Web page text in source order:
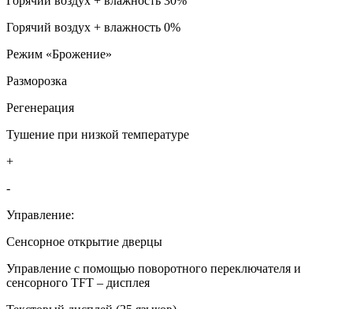
Горячий воздух + влажность 0%
Режим «Брожение»
Разморозка
Регенерация
Тушение при низкой температуре
+
-
Управление:
Сенсорное открытие дверцы
Управление с помощью поворотного переключателя и
сенсорного TFT – дисплея